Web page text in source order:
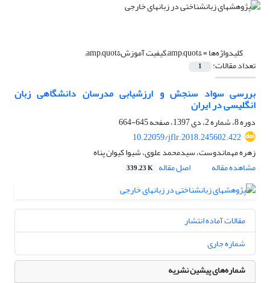
کلیدواژه‌ها =&amp;quot;کیفیت آموزش&amp;quot;
تعداد مقالات: 1
بررسی سواد سنجش و ارزشیابی مدرسان دانشگاهی زبان
انگلیسی در ایران
دوره 8، شماره 2، دی 1397، صفحه
645-664
10.22059/jflr.2018.245602.422
زهره مهماندوست، سیدمحمد علوی، شیوا کیوان پناه
مشاهده مقاله
اصل مقاله 339.23 K
مقالات آماده انتشار
شماره جاری
شماره‌های پیشین نشریه